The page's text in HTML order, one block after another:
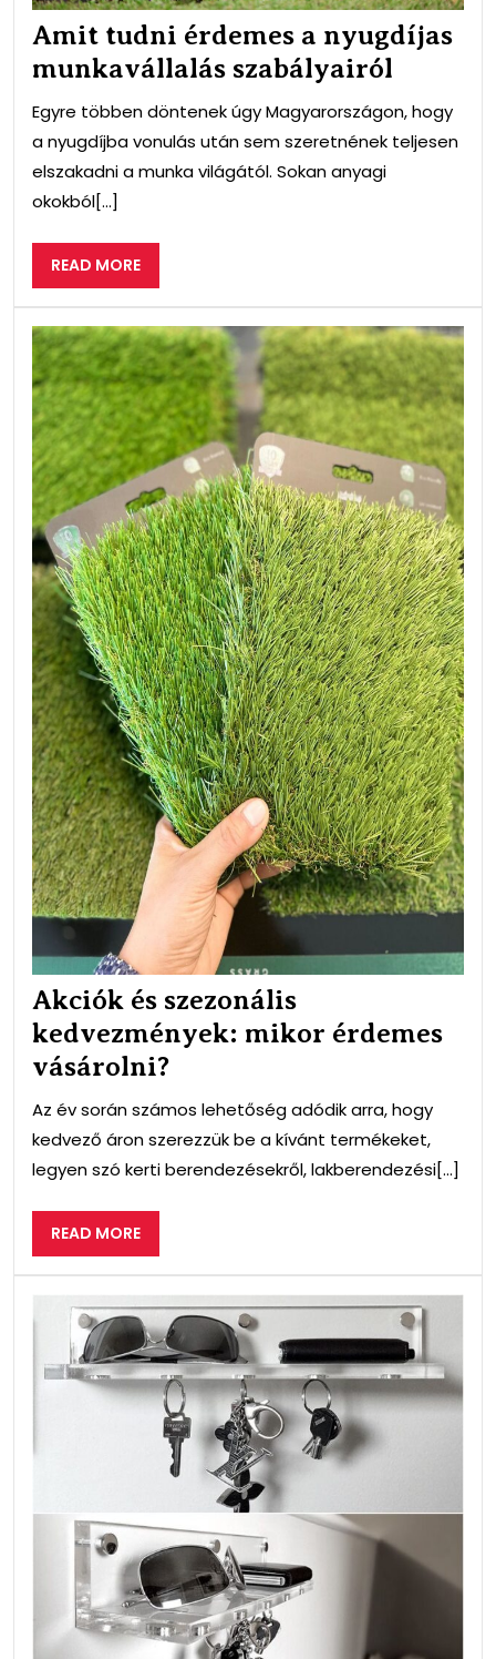
Amit tudni érdemes a nyugdíjas
munkavállalás szabályairól
Egyre többen döntenek úgy Magyarországon, hogy
a nyugdíjba vonulás után sem szeretnének teljesen
elszakadni a munka világától. Sokan anyagi
okokból[...]
READ MOREREAD
MORE
és
Akciók és szezonális
kedvezmények: mikor érdemes
vásárolni?
Az év során számos lehetőség adódik arra, hogy
kedvező áron szerezzük be a kívánt termékeket,
legyen szó kerti berendezésekről, lakberendezési[...]
READ MOREREAD
MORE